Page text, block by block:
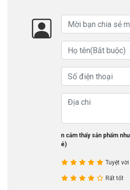
Bạn cảm thấy sản phẩm
nhé)
Tuyệt vời
Rất tốt